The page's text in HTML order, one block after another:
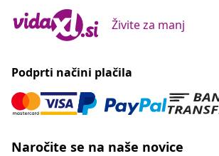
Živite za manj
Podprti načini plačila
Naročite se na naše novice